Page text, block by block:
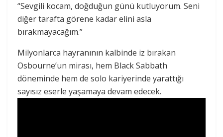
“Sevgili kocam, doğduğun günü kutluyorum. Seni
diğer tarafta görene kadar elini asla
bırakmayacağım.”
Milyonlarca hayranının kalbinde iz bırakan
Osbourne’un mirası, hem Black Sabbath
döneminde hem de solo kariyerinde yarattığı
sayısız eserle yaşamaya devam edecek.